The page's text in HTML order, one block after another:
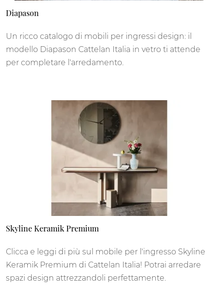
Diapason
Un ricco catalogo di mobili per ingressi design: il
modello Diapason Cattelan Italia in vetro ti attende
per completare l'arredamento.
Skyline Keramik Premium
Clicca e leggi di più sul mobile per l'ingresso Skyline
Keramik Premium di Cattelan Italia! Potrai arredare
spazi design attrezzandoli perfettamente.